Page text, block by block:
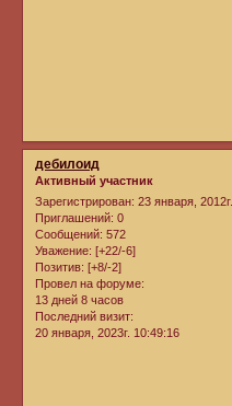
дебилоид
Активный участник
Зарегистрирован: 23 января, 2012г.
Приглашений: 0
Сообщений: 572
Уважение: [+22/-6]
Позитив: [+8/-2]
Провел на форуме:
13 дней 8 часов
Последний визит:
20 января, 2023г. 10:49:16